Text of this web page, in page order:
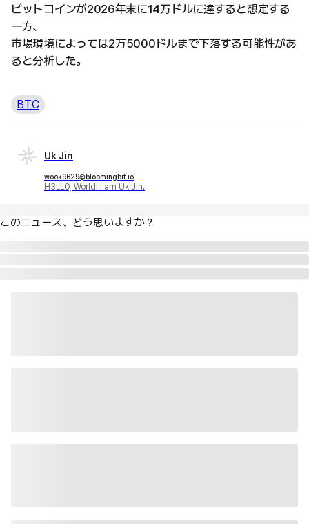
ビットコインが2026年末に14万ドルに達すると想定する
一方、
市場環境によっては2万5000ドルまで下落する可能性があ
ると分析した。
BTC
Uk Jin
wook9629@bloomingbit.io
H3LLO, World! I am Uk Jin.
このニュース、どう思いますか？